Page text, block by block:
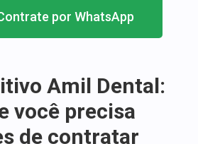
por WhatsApp
Amil Dental:
você precisa
de contratar